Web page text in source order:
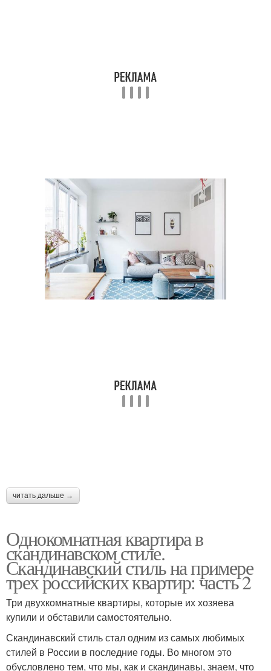
читать дальше →
Однокомнатная квартира в
скандинавском стиле.
Скандинавский стиль на примере
трех российских квартир: часть 2
Три двухкомнатные квартиры, которые их хозяева
купили и обставили самостоятельно.
Скандинавский стиль стал одним из самых любимых
стилей в России в последние годы. Во многом это
обусловлено тем, что мы, как и скандинавы, знаем, что